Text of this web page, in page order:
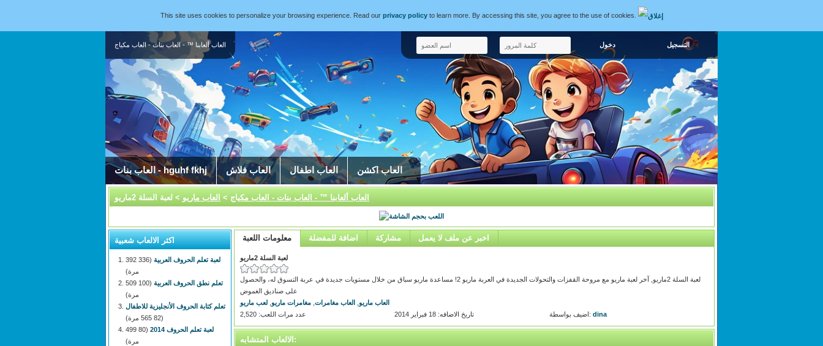
This site uses cookies to personalize your browsing experience. Read our privacy policyto learn more. By accessing this site, you agree to the use of cookies.
العاب ألعابنا ™ - العاب بنات - العاب مكياج التسجيل
العاب بنات - hguhf fkhj العاب فلاش العاب اطفال العاب اكشن
العاب ألعابنا ™ - العاب بنات - العاب مكياج > العاب ماريو > لعبة السلة 2ماريو
معلومات اللعبة اضافة للمفضلة مشاركة اخبر عن ملف لا يعمل
لعبة السلة 2ماريو
لعبة السلة 2ماريو, آخر لعبة ماريو مع مروحة القفزات والتحولات الجديدة في العربة ماريو 2! مساعدة ماريو سباق من خلال مستويات جديدة في عربة التسوق له، والحصول
على صناديق الغموض
العاب ماريو العاب مغامرات مغامرات ماريو لعب ماريو
عدد مرات اللعب: 2,520
تاريخ الاضافه: 18 فبراير 2014 اضيف بواسطة: dina
الالعاب المتشابه:
اكثر الالعاب شعبية
لعبة تعلم الحروف العربية
(336 392
مرة)
تعلم نطق الحروف العربية
(100 509
مرة)
تعلم كتابة الحروف الأنجليزية للاطفال
(82 565 مرة)
لعبة تعلم الحروف 2014
(80 499
مرة)